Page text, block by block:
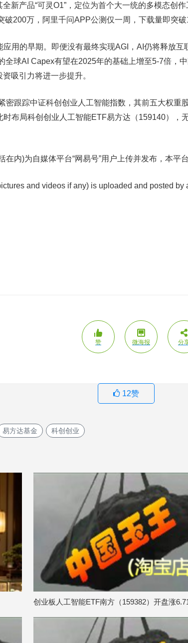
新产品“可灵O1”，定位为首个大一统的多模态创
破200万，阿里千问APP公测仅一周，下载量即突破
用的早期。即便没有最终实现AGI，AI仍将释放
全球AI Capex有望在2025年的基础上增至5-7倍，
吸引力将进一步提升。
密跟踪中证科创创业人工智能指数，其前五大权
布局科创创业人工智能ETF易方达（159140）
内)为自媒体平台“网易号”用户上传并发布，本平
and videos if any) is uploaded and posted
赞 微海报 分
12赞
易方达基金 科创创业
创业板人工智能ETF南方（159382）开盘涨